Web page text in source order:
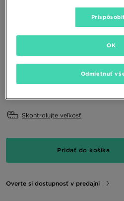
41,5
Skontrolujte veľkosť
Pridať do košíka
Overte si dostupnosť v predajni
Odmietnuť
OK